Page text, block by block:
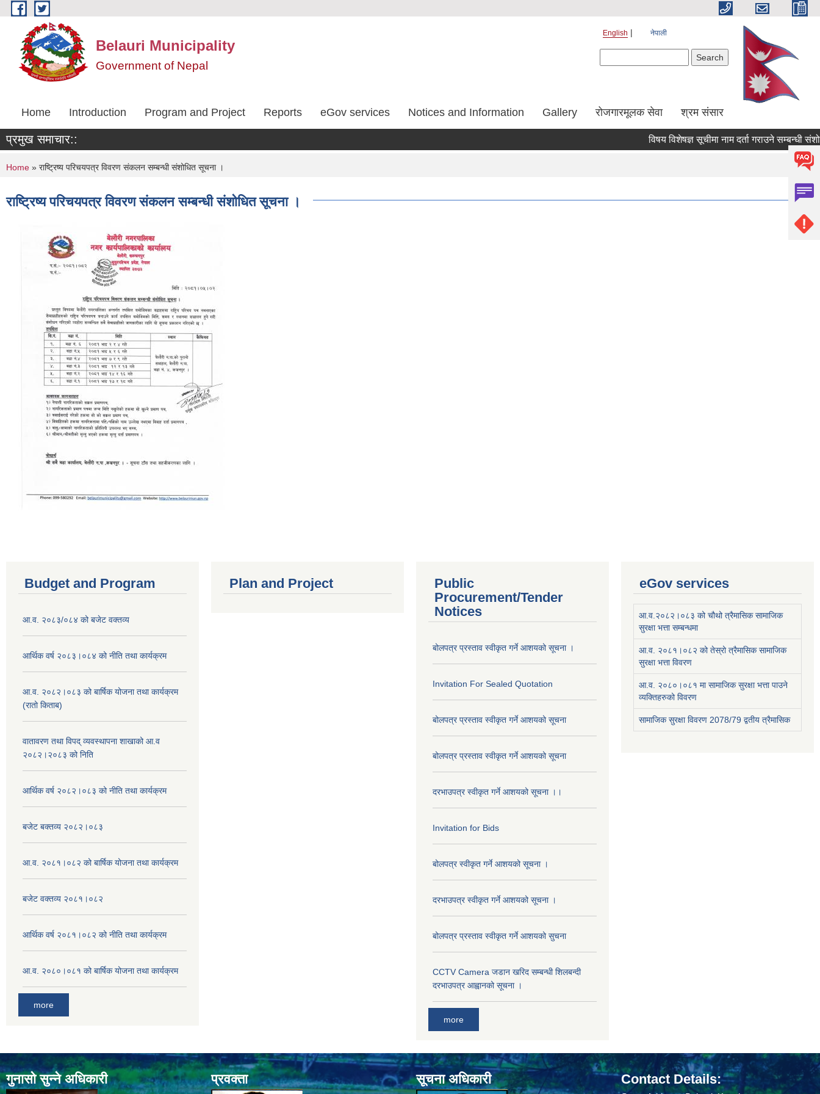
Skip to main content
Belauri Municipality
Government of Nepal
English नेपाली
Home Introduction Program and Project Reports eGov services Notices and Information Gallery रोजगारमूलक सेवा श्रम संसार
प्रमुख समाचार:: विषय विशेषज्ञ सूचीमा नाम दर्ता गराउने सम्बन्धी संशोधित
You are here
Home » राष्ट्रिष्य परिचयपत्र विवरण संकलन सम्बन्धी संशोधित सूचना ।
राष्ट्रिष्य परिचयपत्र विवरण संकलन सम्बन्धी संशोधित सूचना ।
Budget and Program
आ.व. २०८३/०८४ को बजेट वक्तव्य
आर्थिक वर्ष २०८३।०८४ को नीति तथा कार्यक्रम
आ.व. २०८२।०८३ को बार्षिक योजना तथा कार्यक्रम
(रातो किताब)
वातावरण तथा विपद् व्यवस्थापना शाखाको आ.व
२०८२।२०८३ को निति
आर्थिक वर्ष २०८२।०८३ को नीति तथा कार्यक्रम
बजेट बक्तव्य २०८२।०८३
आ.व. २०८१।०८२ को बार्षिक योजना तथा कार्यक्रम
बजेट वक्तव्य २०८१।०८२
आर्थिक वर्ष २०८१।०८२ को नीति तथा कार्यक्रम
आ.व. २०८०।०८१ को बार्षिक योजना तथा कार्यक्रम
more
Plan and Project
Public
Procurement/Tender
Notices
बोलपत्र प्रस्ताव स्वीकृत गर्ने आशयको सूचना ।
Invitation For Sealed Quotation
बोलपत्र प्रस्ताव स्वीकृत गर्ने आशयको सूचना
बोलपत्र प्रस्ताव स्वीकृत गर्ने आशयको सूचना
दरभाउपत्र स्वीकृत गर्ने आशयको सूचना ।।
Invitation for Bids
बोलपत्र स्वीकृत गर्ने आशयको सूचना ।
दरभाउपत्र स्वीकृत गर्ने आशयको सूचना ।
बोलपत्र प्रस्ताव स्वीकृत गर्ने आशयको सुचना
CCTV Camera जडान खरिद सम्बन्धी शिलबन्दी
दरभाउपत्र आह्वानको सूचना ।
more
eGov services
आ.व.२०८२।०८३ को चौथो त्रैमासिक सामाजिक
सुरक्षा भत्ता सम्बन्धमा
आ.व. २०८१।०८२ को तेस्रो त्रैमासिक सामाजिक
सुरक्षा भत्ता विवरण
आ.व. २०८०।०८१ मा सामाजिक सुरक्षा भत्ता पाउने
व्यक्तिहरुको विवरण
सामाजिक सुरक्षा विवरण 2078/79 द्वतीय त्रैमासिक
गुनासो सुन्ने अधिकारी प्रवक्ता सूचना अधिकारी Contact Details: